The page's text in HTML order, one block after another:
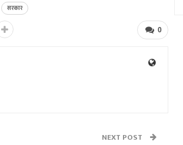
सरकार
0
NEXT POST